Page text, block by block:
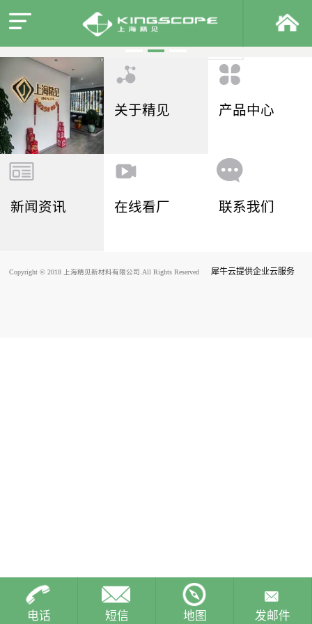
关于精见 产品中心
新闻资讯 在线看厂 联系我们
Copyright © 2018 上海精见新材料有限公司.All Rights Reserved 犀牛云提供企业云服务
电话 短信 地图 发邮件